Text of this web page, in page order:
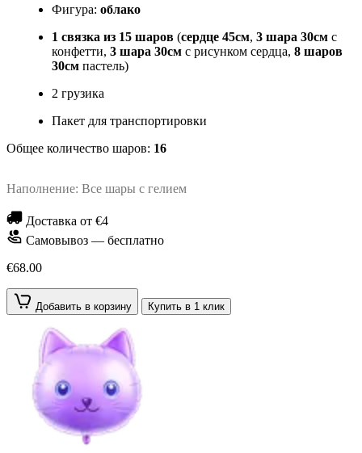
Фигура: облако
1 cвязка из 15 шаров (сердце 45см, 3 шара 30см с
конфетти, 3 шара 30см с рисунком сердца, 8 шаров
30см пастель)
2 грузика
Пакет для транспортировки
Общее количество шаров: 16
Наполнение: Все шары с гелием
Доставка от €4
Самовывоз — бесплатно
€68.00
Добавить в корзину Купить в 1 клик